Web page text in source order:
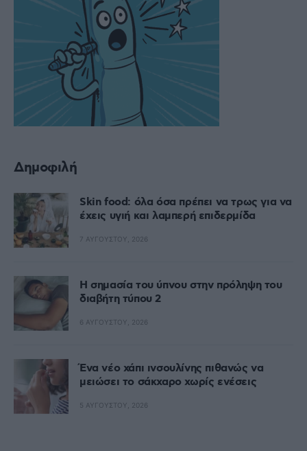
Δημοφιλή
Skin food: όλα όσα πρέπει να τρως για να
έχεις υγιή και λαμπερή επιδερμίδα
7 ΑΥΓΟΎΣΤΟΥ, 2026
Η σημασία του ύπνου στην πρόληψη του
διαβήτη τύπου 2
6 ΑΥΓΟΎΣΤΟΥ, 2026
Ένα νέο χάπι ινσουλίνης πιθανώς να
μειώσει το σάκχαρο χωρίς ενέσεις
5 ΑΥΓΟΎΣΤΟΥ, 2026